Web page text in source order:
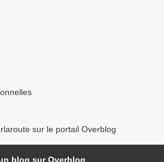
sur le portail Overblog
blog sur Overblog